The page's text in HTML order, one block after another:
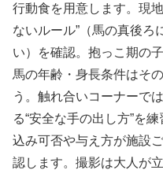
行動食を用意します。現
ないルール”（馬の真後ろ
い）を確認。抱っこ期の
馬の年齢・身長条件はそ
う。触れ合いコーナーで
る“安全な手の出し方”を
込み可否や与え方が施設
認します。撮影は大人が